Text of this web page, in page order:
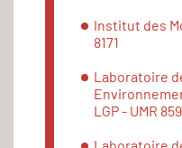
Institut des
8171
Laboratoire
LGP - UMR